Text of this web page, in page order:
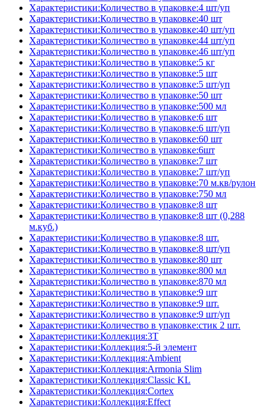
Характеристики:Количество в упаковке:4 шт/уп
Характеристики:Количество в упаковке:40 шт
Характеристики:Количество в упаковке:40 шт/уп
Характеристики:Количество в упаковке:44 шт/уп
Характеристики:Количество в упаковке:46 шт/уп
Характеристики:Количество в упаковке:5 кг
Характеристики:Количество в упаковке:5 шт
Характеристики:Количество в упаковке:5 шт/уп
Характеристики:Количество в упаковке:50 шт
Характеристики:Количество в упаковке:500 мл
Характеристики:Количество в упаковке:6 шт
Характеристики:Количество в упаковке:6 шт/уп
Характеристики:Количество в упаковке:60 шт
Характеристики:Количество в упаковке:6шт
Характеристики:Количество в упаковке:7 шт
Характеристики:Количество в упаковке:7 шт/уп
Характеристики:Количество в упаковке:70 м.кв/рулон
Характеристики:Количество в упаковке:750 мл
Характеристики:Количество в упаковке:8 шт
Характеристики:Количество в упаковке:8 шт (0,288
м.куб.)
Характеристики:Количество в упаковке:8 шт.
Характеристики:Количество в упаковке:8 шт/уп
Характеристики:Количество в упаковке:80 шт
Характеристики:Количество в упаковке:800 мл
Характеристики:Количество в упаковке:870 мл
Характеристики:Количество в упаковке:9 шт
Характеристики:Количество в упаковке:9 шт.
Характеристики:Количество в упаковке:9 шт/уп
Характеристики:Количество в упаковке:стик 2 шт.
Характеристики:Коллекция:3T
Характеристики:Коллекция:5-й элемент
Характеристики:Коллекция:Ambient
Характеристики:Коллекция:Armonia Slim
Характеристики:Коллекция:Classic KL
Характеристики:Коллекция:Cortex
Характеристики:Коллекция:Effect